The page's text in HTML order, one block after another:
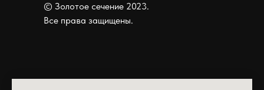
© Золотое сечение 2023.
Все права защищены.